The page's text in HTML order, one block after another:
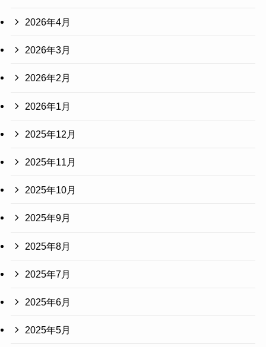
2026年4月
2026年3月
2026年2月
2026年1月
2025年12月
2025年11月
2025年10月
2025年9月
2025年8月
2025年7月
2025年6月
2025年5月